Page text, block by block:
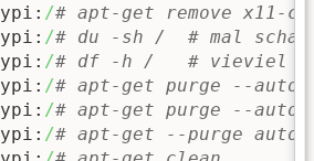
/# apt-get remove x11-
/# du -sh /  # mal
/# df -h /   # vieviel
/# apt-get purge --auto-
/# apt-get purge --
/# apt-get --purge